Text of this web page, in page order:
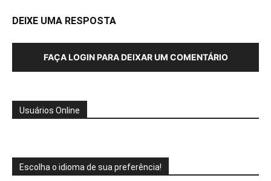
DEIXE UMA RESPOSTA
FAÇA LOGIN PARA DEIXAR UM COMENTÁRIO
Usuários Online
Escolha o idioma de sua preferência!